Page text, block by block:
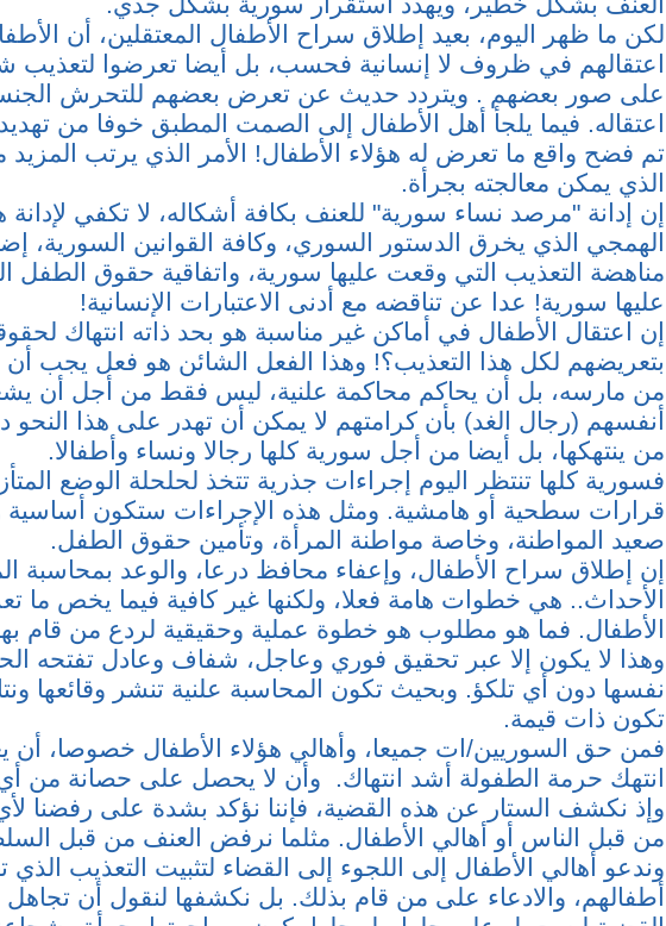
لكن ما ظهر اليوم، بعيد إطلاق سراح الأطفال المعتقلين، أن
اعتقالهم في ظروف لا إنسانية فحسب، بل أيضا تعرضوا لتعذيب
على صور بعضهم . ويتردد حديث عن تعرض بعضهم للتحرش
اعتقاله. فيما يلجأ أهل الأطفال إلى الصمت المطبق خوفا من
تم فضح واقع ما تعرض له هؤلاء الأطفال! الأمر الذي يرتب المزيد
الذي يمكن معالجته بجرأة.
إن إدانة "مرصد نساء سورية" للعنف بكافة أشكاله، لا تكفي
الهمجي الذي يخرق الدستور السوري، وكافة القوانين السورية،
مناهضة التعذيب التي وقعت عليها سورية، واتفاقية حقوق الطفل
عليها سورية! عدا عن تناقضه مع أدنى الاعتبارات الإنسانية!
إن اعتقال الأطفال في أماكن غير مناسبة هو بحد ذاته انتهاك
بتعريضهم لكل هذا التعذيب؟! وهذا الفعل الشائن هو فعل يجب أن
من مارسه، بل أن يحاكم محاكمة علنية، ليس فقط من أجل أن
أنفسهم (رجال الغد) بأن كرامتهم لا يمكن أن تهدر على هذا النحو
من ينتهكها، بل أيضا من أجل سورية كلها رجالا ونساء وأطفالا.
فسورية كلها تنتظر اليوم إجراءات جذرية تتخذ لحلحلة الوضع
قرارات سطحية أو هامشية. ومثل هذه الإجراءات ستكون
صعيد المواطنة، وخاصة مواطنة المرأة، وتأمين حقوق الطفل.
إن إطلاق سراح الأطفال، وإعفاء محافظ درعا، والوعد بمحاسبة
الأحداث.. هي خطوات هامة فعلا، ولكنها غير كافية فيما يخص ما
الأطفال. فما هو مطلوب هو خطوة عملية وحقيقية لردع من قام
وهذا لا يكون إلا عبر تحقيق فوري وعاجل، شفاف وعادل تفتحه
نفسها دون أي تلكؤ. وبحيث تكون المحاسبة علنية تنشر وقائعها
تكون ذات قيمة.
فمن حق السوريين/ات جميعا، وأهالي هؤلاء الأطفال خصوصا، أن
انتهك حرمة الطفولة أشد انتهاك. وأن لا يحصل على حصانة من
وإذ نكشف الستار عن هذه القضية، فإننا نؤكد بشدة على رفضنا
من قبل الناس أو أهالي الأطفال. مثلما نرفض العنف من قبل
وندعو أهالي الأطفال إلى اللجوء إلى القضاء لتثبيت التعذيب
أطفالهم، والادعاء على من قام بذلك. بل نكشفها لنقول أن تجاهل